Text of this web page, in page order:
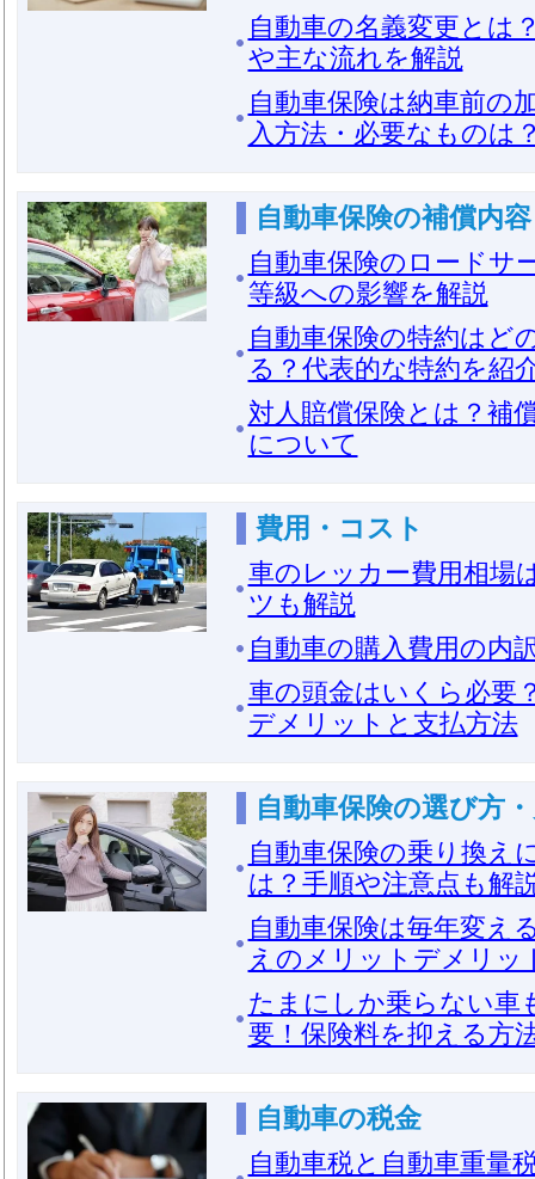
自動車の名義変更とは
や主な流れを解説
自動車保険は納車前の
入方法・必要なものは
自動車保険の補償内容
自動車保険のロードサ
等級への影響を解説
自動車保険の特約はど
る？代表的な特約を紹
対人賠償保険とは？補
について
費用・コスト
車のレッカー費用相場
ツも解説
自動車の購入費用の内
車の頭金はいくら必要
デメリットと支払方法
自動車保険の選び方
自動車保険の乗り換え
は？手順や注意点も解
自動車保険は毎年変え
えのメリットデメリッ
たまにしか乗らない車
要！保険料を抑える方
自動車の税金
自動車税と自動車重量